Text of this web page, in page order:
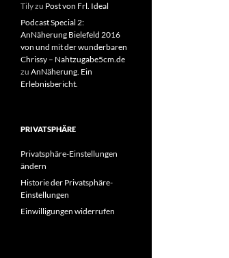
Tilyzu Post von Frl. Ideal
Podcast Special 2:
AnNäherung Bielefeld 2016
von und mit der wunderbaren
Chrissy – Nahtzugabe5cm.de
zu AnNäherung. Ein
Erlebnisbericht.
PRIVATSPHÄRE
Privatsphäre-Einstellungen
ändern
Historie der Privatsphäre-
Einstellungen
Einwilligungen widerrufen